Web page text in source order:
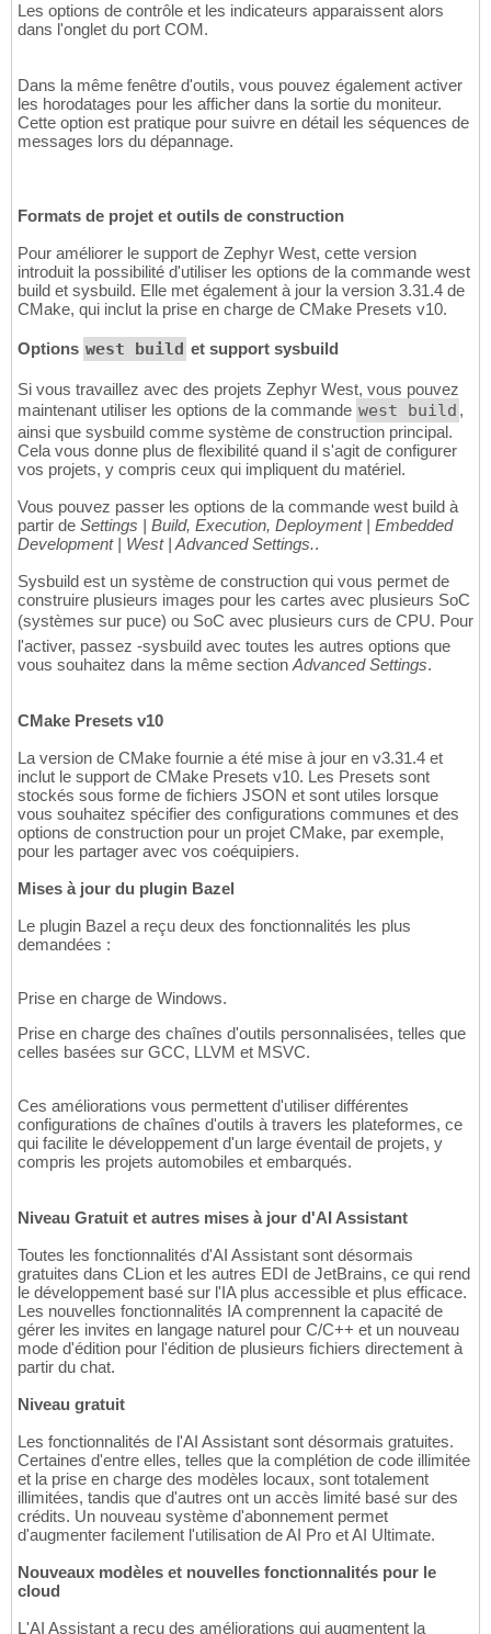
Les options de contrôle et les indicateurs apparaissent alors
dans l'onglet du port COM.
Dans la même fenêtre d'outils, vous pouvez également activer
les horodatages pour les afficher dans la sortie du moniteur.
Cette option est pratique pour suivre en détail les séquences de
messages lors du dépannage.
Formats de projet et outils de construction
Pour améliorer le support de Zephyr West, cette version
introduit la possibilité d'utiliser les options de la commande west
build et sysbuild. Elle met également à jour la version 3.31.4 de
CMake, qui inclut la prise en charge de CMake Presets v10.
Options west build et support sysbuild
Si vous travaillez avec des projets Zephyr West, vous pouvez
maintenant utiliser les options de la commande west build ,
ainsi que sysbuild comme système de construction principal.
Cela vous donne plus de flexibilité quand il s'agit de configurer
vos projets, y compris ceux qui impliquent du matériel.
Vous pouvez passer les options de la commande west build à
partir de Settings | Build, Execution, Deployment | Embedded
Development | West | Advanced Settings..
Sysbuild est un système de construction qui vous permet de
construire plusieurs images pour les cartes avec plusieurs SoC
(systèmes sur puce) ou SoC avec plusieurs curs de CPU. Pour
l'activer, passez -sysbuild avec toutes les autres options que
vous souhaitez dans la même section Advanced Settings.
CMake Presets v10
La version de CMake fournie a été mise à jour en v3.31.4 et
inclut le support de CMake Presets v10. Les Presets sont
stockés sous forme de fichiers JSON et sont utiles lorsque
vous souhaitez spécifier des configurations communes et des
options de construction pour un projet CMake, par exemple,
pour les partager avec vos coéquipiers.
Mises à jour du plugin Bazel
Le plugin Bazel a reçu deux des fonctionnalités les plus
demandées :
Prise en charge de Windows.
Prise en charge des chaînes d'outils personnalisées, telles que
celles basées sur GCC, LLVM et MSVC.
Ces améliorations vous permettent d'utiliser différentes
configurations de chaînes d'outils à travers les plateformes, ce
qui facilite le développement d'un large éventail de projets, y
compris les projets automobiles et embarqués.
Niveau Gratuit et autres mises à jour d'AI Assistant
Toutes les fonctionnalités d'AI Assistant sont désormais
gratuites dans CLion et les autres EDI de JetBrains, ce qui rend
le développement basé sur l'IA plus accessible et plus efficace.
Les nouvelles fonctionnalités IA comprennent la capacité de
gérer les invites en langage naturel pour C/C++ et un nouveau
mode d'édition pour l'édition de plusieurs fichiers directement à
partir du chat.
Niveau gratuit
Les fonctionnalités de l'AI Assistant sont désormais gratuites.
Certaines d'entre elles, telles que la complétion de code illimitée
et la prise en charge des modèles locaux, sont totalement
illimitées, tandis que d'autres ont un accès limité basé sur des
crédits. Un nouveau système d'abonnement permet
d'augmenter facilement l'utilisation de AI Pro et AI Ultimate.
Nouveaux modèles et nouvelles fonctionnalités pour le
cloud
L'AI Assistant a reçu des améliorations qui augmentent la